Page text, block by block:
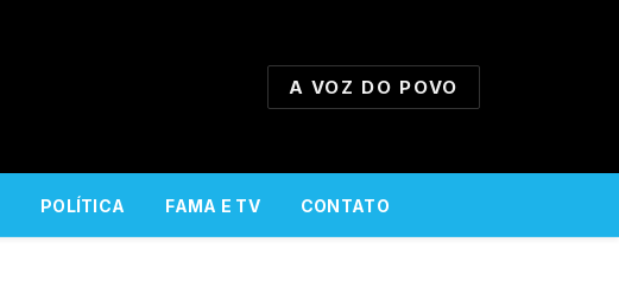
A VOZ DO POVO
POLÍTICA FAMA E TV CONTATO